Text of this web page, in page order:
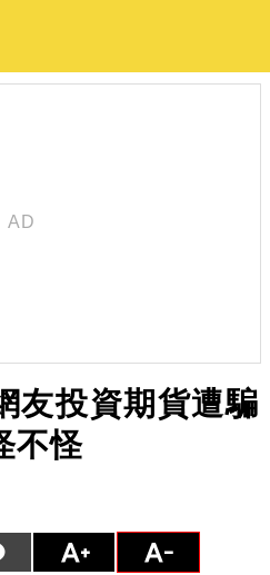
友投資期貨遭騙
不怪